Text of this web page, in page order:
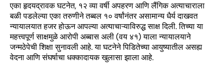
एका हृदयद्रावक घटनेत, १२ व्या वर्षी अपहरण आणि लैंगिक अत्याचाराला
बळी पडलेल्या एका तरुणीने तब्बल १० वर्षांनंतर असामान्य धैर्य दाखवत
न्यायालयात हजर होऊन आपल्या अत्याचाऱ्याविरुद्ध साक्ष दिली. तिच्या या
महत्त्वपूर्ण साक्षमुळे आरोपी अब्बास अली (वय ४१) याला न्यायालयाने
जन्मठेपेची शिक्षा सुनावली आहे. या घटनेने पिडितेच्या आयुष्यातील असह्य
वेदना आणि संघर्षाचा धक्कादायक खुलासा झाला आहे.